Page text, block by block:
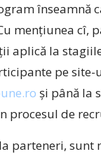
înseamnă
mențiunea cî,
aplică la
pe site-
și până la
procesul de
parteneri,